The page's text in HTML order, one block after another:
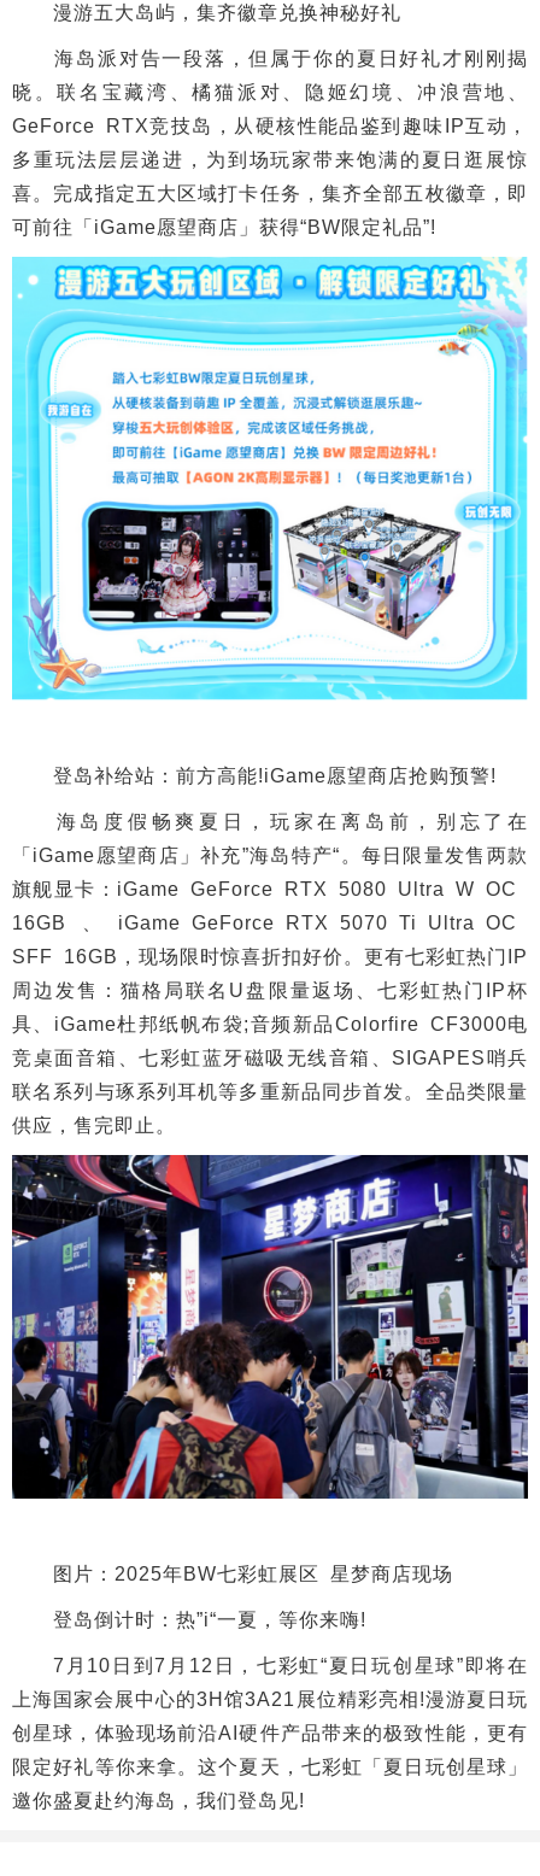
漫游五大岛屿，集齐徽章兑换神秘好礼
海岛派对告一段落，但属于你的夏日好礼才刚刚揭
晓。联名宝藏湾、橘猫派对、隐姬幻境、冲浪营地、
GeForce RTX竞技岛，从硬核性能品鉴到趣味IP互动，
多重玩法层层递进，为到场玩家带来饱满的夏日逛展惊
喜。完成指定五大区域打卡任务，集齐全部五枚徽章，即
可前往「iGame愿望商店」获得“BW限定礼品”!
登岛补给站：前方高能!iGame愿望商店抢购预警!
海岛度假畅爽夏日，玩家在离岛前，别忘了在
「iGame愿望商店」补充”海岛特产“。每日限量发售两款
旗舰显卡：iGame GeForce RTX 5080 Ultra W OC
16GB、iGame GeForce RTX 5070 Ti Ultra OC
SFF 16GB，现场限时惊喜折扣好价。更有七彩虹热门IP
周边发售：猫格局联名U盘限量返场、七彩虹热门IP杯
具、iGame杜邦纸帆布袋;音频新品Colorfire CF3000电
竞桌面音箱、七彩虹蓝牙磁吸无线音箱、SIGAPES哨兵
联名系列与琢系列耳机等多重新品同步首发。全品类限量
供应，售完即止。
图片：2025年BW七彩虹展区 星梦商店现场
登岛倒计时：热”i“一夏，等你来嗨!
7月10日到7月12日，七彩虹“夏日玩创星球”即将在
上海国家会展中心的3H馆3A21展位精彩亮相!漫游夏日玩
创星球，体验现场前沿AI硬件产品带来的极致性能，更有
限定好礼等你来拿。这个夏天，七彩虹「夏日玩创星球」
邀你盛夏赴约海岛，我们登岛见!